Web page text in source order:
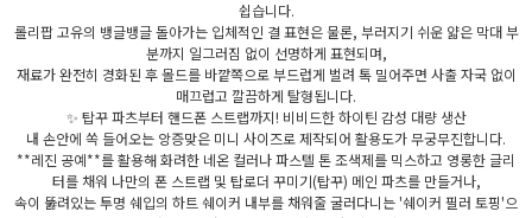
쉽습니다.
롤리팝 고유의 뱅글뱅글 돌아가는 입체적인 결 표현은 물론, 부러지기 쉬운 얇은 막대 부
분까지 일그러짐 없이 선명하게 표현되며,
재료가 완전히 경화된 후 몰드를 바깥쪽으로 부드럽게 벌려 톡 밀어주면 사출 자국 없이
매끄럽고 깔끔하게 탈형됩니다.
✨ 탑꾸 파츠부터 핸드폰 스트랩까지! 비비드한 하이틴 감성 대량 생산
내 손안에 쏙 들어오는 앙증맞은 미니 사이즈로 제작되어 활용도가 무궁무진합니다.
**레진 공예**를 활용해 화려한 네온 컬러나 파스텔 톤 조색제를 믹스하고 영롱한 글리
터를 채워 나만의 폰 스트랩 및 탑로더 꾸미기(탑꾸) 메인 파츠를 만들거나,
속이 뚫려있는 투명 쉐입의 하트 쉐이커 내부를 채워줄 굴러다니는 '쉐이커 필러 토핑'으